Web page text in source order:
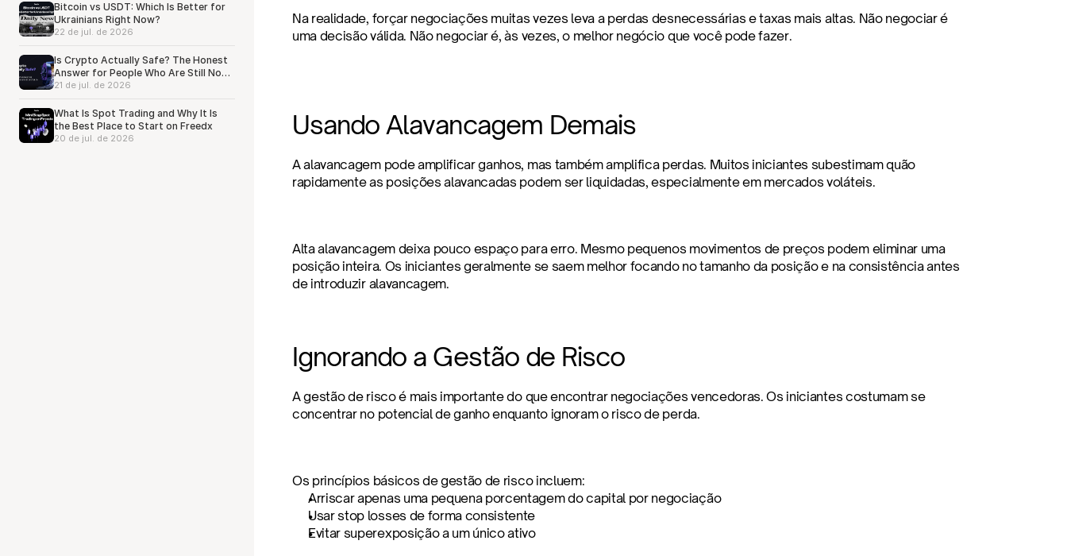
Bitcoin vs USDT: Which Is Better for
Ukrainians Right Now?
22 de jul. de 2026
Is Crypto Actually Safe? The Honest
Answer for People Who Are Still Not
Sure
21 de jul. de 2026
What Is Spot Trading and Why It Is
the Best Place to Start on Freedx
20 de jul. de 2026
Na realidade, forçar negociações muitas vezes leva a perdas desnecessárias e taxas mais altas. Não negociar é
uma decisão válida. Não negociar é, às vezes, o melhor negócio que você pode fazer.
Usando Alavancagem Demais
A alavancagem pode amplificar ganhos, mas também amplifica perdas. Muitos iniciantes subestimam quão
rapidamente as posições alavancadas podem ser liquidadas, especialmente em mercados voláteis.
Alta alavancagem deixa pouco espaço para erro. Mesmo pequenos movimentos de preços podem eliminar uma
posição inteira. Os iniciantes geralmente se saem melhor focando no tamanho da posição e na consistência antes
de introduzir alavancagem.
Ignorando a Gestão de Risco
A gestão de risco é mais importante do que encontrar negociações vencedoras. Os iniciantes costumam se
concentrar no potencial de ganho enquanto ignoram o risco de perda.
Os princípios básicos de gestão de risco incluem:
Arriscar apenas uma pequena porcentagem do capital por negociação
Usar stop losses de forma consistente
Evitar superexposição a um único ativo